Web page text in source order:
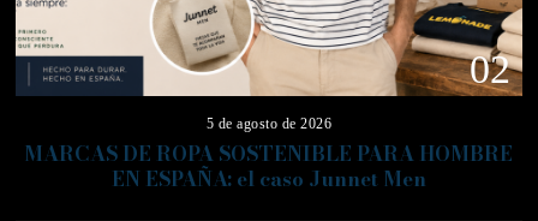
02
5 de agosto de 2026
MARCAS DE ROPA SOSTENIBLE PARA HOMBRE
EN ESPAÑA: el caso Junnet Men